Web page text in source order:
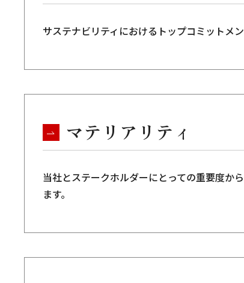
サステナビリティにおけるトップコミットメ
マテリアリティ
当社とステークホルダーにとっての重要度か
ます。